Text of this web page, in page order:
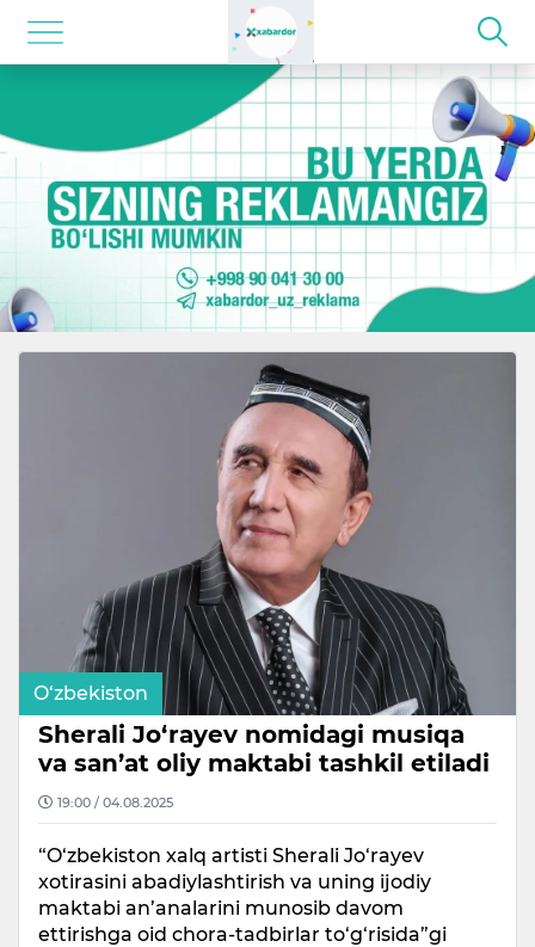
O‘zbekiston
Sherali Jo‘rayev nomidagi musiqa
va san’at oliy maktabi tashkil etiladi
19:00 / 04.08.2025
“O‘zbekiston xalq artisti Sherali Jo‘rayev
xotirasini abadiylashtirish va uning ijodiy
maktabi an’analarini munosib davom
ettirishga oid chora-tadbirlar to‘g‘risida”gi